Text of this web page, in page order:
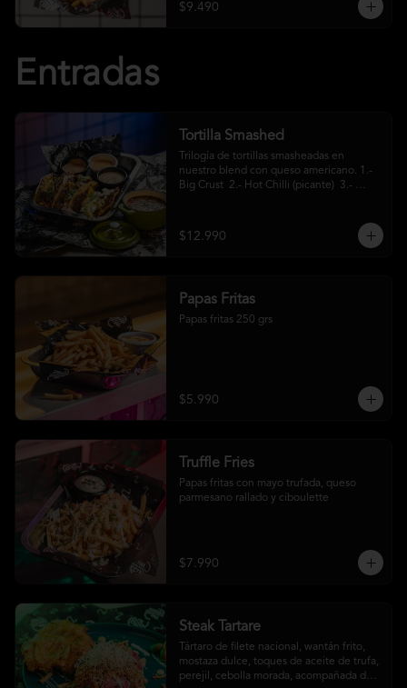
$9.490
Entradas
Tortilla Smashed
Trilogía de tortillas smasheadas en
nuestro blend con queso americano. 1.-
Big Crust  2.- Hot Chilli (picante)  3.-
$12.990
Papas Fritas
Papas fritas 250 grs
$5.990
Truffle Fries
Papas fritas con mayo trufada, queso
parmesano rallado y ciboulette
$7.990
Steak Tartare
Tártaro de filete nacional, wantán frito,
mostaza dulce, toques de aceite de trufa,
perejil, cebolla morada, acompañada de